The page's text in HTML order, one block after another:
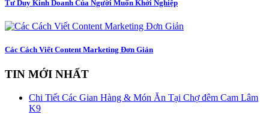
Tư Duy Kinh Doanh Của Người Muốn Khởi Nghiệp
Các Cách Viết Content Marketing Đơn Giản
TIN MỚI NHẤT
Chi Tiết Các Gian Hàng & Món Ăn Tại Chợ đêm Cam Lâm
K9